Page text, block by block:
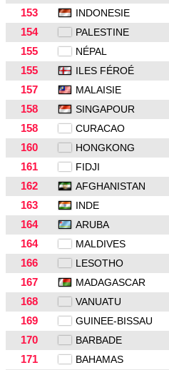
153
INDONESIE
154
PALESTINE
155
NÉPAL
155
ILES FÉROÉ
157
MALAISIE
158
SINGAPOUR
158
CURACAO
160
HONGKONG
161
FIDJI
162
AFGHANISTAN
163
INDE
164
ARUBA
164
MALDIVES
166
LESOTHO
167
MADAGASCAR
168
VANUATU
169
GUINEE-BISSAU
170
BARBADE
171
BAHAMAS